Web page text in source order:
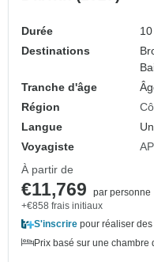
Durée
Destinations
Tranche d'âge
Région
Langue
Voyagiste
À partir de
€11,769
par personne
+€858 frais initiaux
S'inscrire pour réaliser
Prix basé sur une chambre